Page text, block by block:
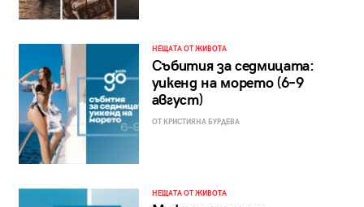
НЕЩАТА ОТ ЖИВОТА
Събития за седмицата:
уикенд на морето (6–9
август)
ОТ КРИСТИЯНА БУРДЕВА
НЕЩАТА ОТ ЖИВОТА